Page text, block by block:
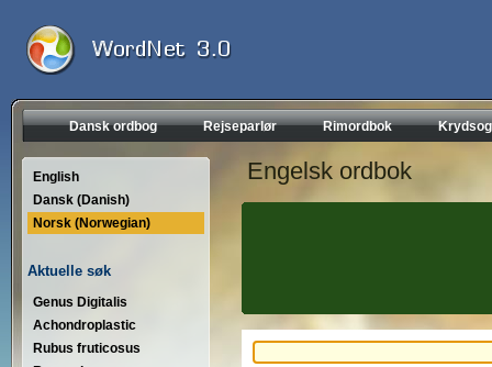
Dansk ordbog Rejseparlør Rimordbok
English
Dansk (Danish)
Norsk (Norwegian)
Aktuelle søk
Genus Digitalis
Achondroplastic
Rubus fruticosus
Engelsk ordbok